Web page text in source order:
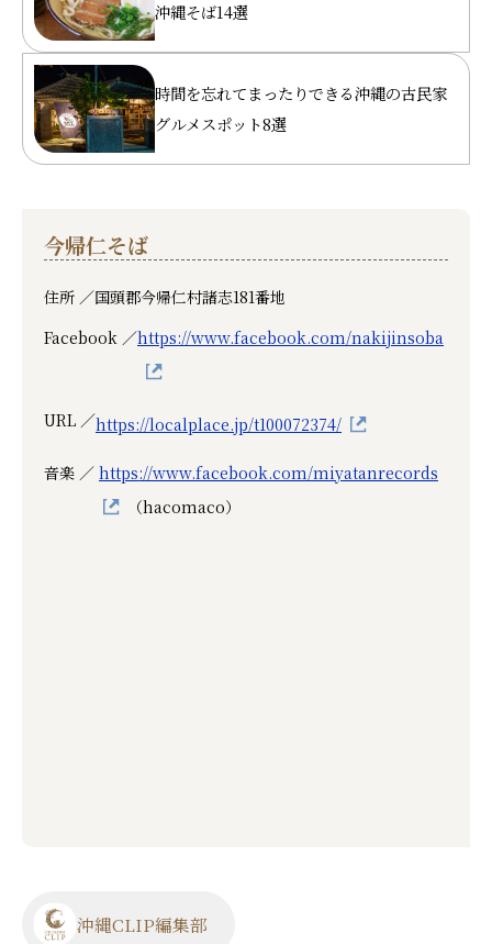
沖縄そば14選
時間を忘れてまったりできる沖縄の古民家
グルメスポット8選
今帰仁そば
住所 ／国頭郡今帰仁村諸志181番地
Facebook ／https://www.facebook.com/nakijinsoba
URL ／https://localplace.jp/t100072374/
音楽 ／ https://www.facebook.com/miyatanrecords
（hacomaco）
沖縄CLIP編集部